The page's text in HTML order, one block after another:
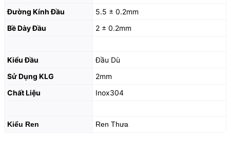
Đường Kính Đầu
5.5 ± 0.2mm
Bề Dày Đầu
2 ± 0.2mm
Kiểu Đầu
Đầu Dù
Sử Dụng KLG
2mm
Chất Liệu
Inox304
Kiểu Ren Ren Thưa